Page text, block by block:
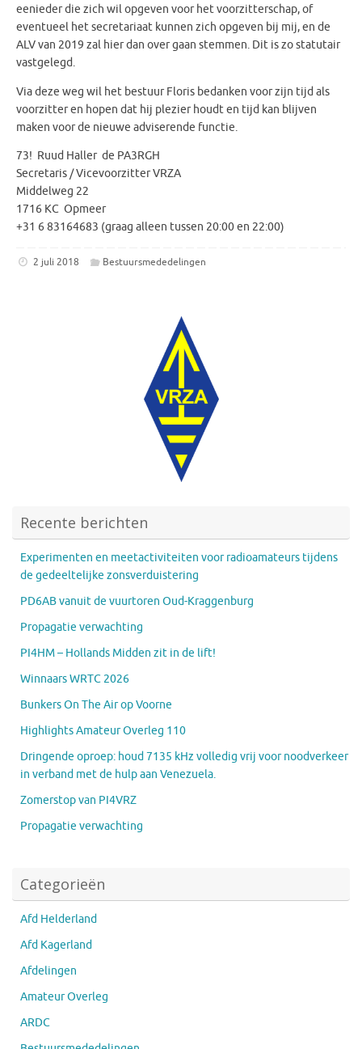
eenieder die zich wil opgeven voor het voorzitterschap, of
eventueel het secretariaat kunnen zich opgeven bij mij, en de
ALV van 2019 zal hier dan over gaan stemmen. Dit is zo statutair
vastgelegd.
Via deze weg wil het bestuur Floris bedanken voor zijn tijd als
voorzitter en hopen dat hij plezier houdt en tijd kan blijven
maken voor de nieuwe adviserende functie.
73! Ruud Haller de PA3RGH
Secretaris / Vicevoorzitter VRZA
Middelweg 22
1716 KC Opmeer
+31 6 83164683 (graag alleen tussen 20:00 en 22:00)
2 juli 2018 Bestuursmededelingen
Recente berichten
Experimenten en meetactiviteiten voor radioamateurs tijdens
de gedeeltelijke zonsverduistering
PD6AB vanuit de vuurtoren Oud-Kraggenburg
Propagatie verwachting
PI4HM – Hollands Midden zit in de lift!
Winnaars WRTC 2026
Bunkers On The Air op Voorne
Highlights Amateur Overleg 110
Dringende oproep: houd 7135 kHz volledig vrij voor noodverkeer
in verband met de hulp aan Venezuela.
Zomerstop van PI4VRZ
Propagatie verwachting
Categorieën
Afd Helderland
Afd Kagerland
Afdelingen
Amateur Overleg
ARDC